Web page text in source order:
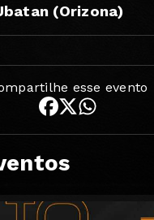
(Orizona)
esse evento